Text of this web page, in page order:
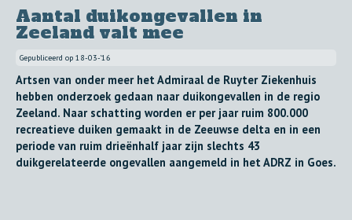
Aantal duikongevallen in
Zeeland valt mee
Gepubliceerd op 18-03-'16
Artsen van onder meer het Admiraal de Ruyter Ziekenhuis
hebben onderzoek gedaan naar duikongevallen in de regio
Zeeland. Naar schatting worden er per jaar ruim 800.000
recreatieve duiken gemaakt in de Zeeuwse delta en in een
periode van ruim drieënhalf jaar zijn slechts 43
duikgerelateerde ongevallen aangemeld in het ADRZ in Goes.